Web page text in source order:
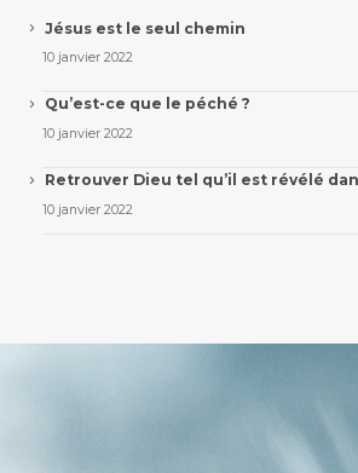
Jésus est le seul chemin
10 janvier 2022
Qu’est-ce que le péché ?
10 janvier 2022
Retrouver Dieu tel qu’il est révélé
10 janvier 2022